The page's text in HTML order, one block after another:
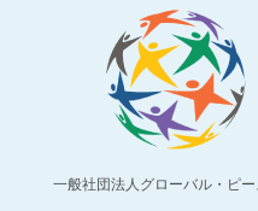
一般社団法人グローバル・ピ